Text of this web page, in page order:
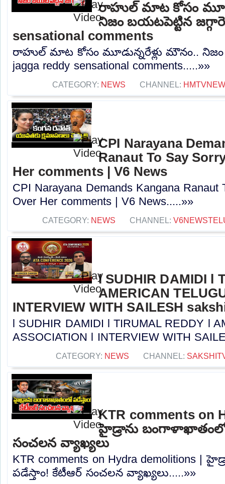
రాహుల్ మాట కోసం
నిజం బయటపెట్టిన
sensational comments
రాహుల్ మాట కోసం మూడున్నరేళ్లు మౌనం.. నిజం
jagga reddy sensational comments.....»»
CATEGORY: NEWS CHANNEL:
CPI Narayana
Ranaut To Say
Her comments | V6 News
CPI Narayana Demands Kangana Ranaut
Over Her comments | V6 News.....»»
CATEGORY: NEWS CHANNEL:
l SUDHIR DAMIDI l
AMERICAN
INTERVIEW WITH SAILESH
l SUDHIR DAMIDI l TIRUMAL REDDY l
ASSOCIATION l INTERVIEW WITH
CATEGORY: NEWS CHANNEL:
KTR comments on
హైడ్రాను బంగాళాఖాతంలో
సంచలన వ్యాఖ్యలు
KTR comments on Hydra demolitions
పడేస్తాం! కేటీఆర్ సంచలన వ్యాఖ్యలు.....»»